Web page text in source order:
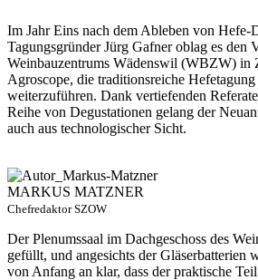
Im Jahr Eins nach dem Ableben von Hefe-
Tagungsgründer Jürg Gafner oblag es den
Weinbauzentrums Wädenswil (WBZW) in
Agroscope, die traditionsreiche
weiterzuführen. Dank vertiefenden
Reihe von Degustationen gelang der
auch aus technologischer Sicht.
MARKUS MATZNER
Chefredaktor SZOW
Der Plenumssaal im Dachgeschoss des
gefüllt, und an­ge­sichts der Gläserbatterien
von Anfang an klar, dass der praktische